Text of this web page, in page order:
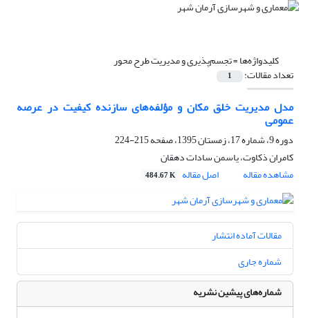
کلیدواژه‌ها =تجسم‌پذیری و مدیریت طرح محور
تعداد مقالات: 1
مدل مدیریت خلق مکان و مؤلفه‌های سازنده کیفیت در عرصه
عمومی
دوره 9، شماره 17، زمستان 1395، صفحه
215-224
کامران ذکاوت، یاسمن سادات دهقان
مشاهده مقاله
اصل مقاله 484.67 K
مقالات آماده انتشار
شماره جاری
شماره‌های پیشین نشریه